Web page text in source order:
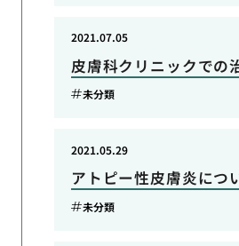
皮膚科クリニックでの
2021.07.05
未分類
アトピー性皮膚炎につ
2021.05.29
未分類